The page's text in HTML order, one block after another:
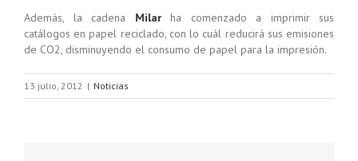
Además, la cadena Milarha comenzado a imprimir sus
catálogos en papel reciclado, con lo cuál reducirá sus emisiones
de CO2, disminuyendo el consumo de papel para la impresión.
13 julio, 2012 | Noticias